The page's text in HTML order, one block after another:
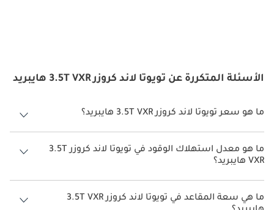
الأسئلة المتكررة عن تويوتا لاند كروزر 3.5T VXR هايبريد
ما هو سعر تويوتا لاند كروزر 3.5T VXR هايبريد؟
سعر تويوتا لاند كروزر 3.5T VXR هايبريد هو درهم 389,900.
ما هو معدل استهلاك الوقود في تويوتا لاند كروزر 3.5T
VXR هايبريد؟
يبلغ معدل استهلاك الوقود المقترح من الشركة المصنعة لسيارة تويوتا لاند
كروزر 2026 من 6 كم/ليتر - 11 كم/ليتر.
ما هي سعة المقاعد في تويوتا لاند كروزر 3.5T VXR